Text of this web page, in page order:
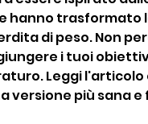
hanno trasformato
di peso. Non
i tuoi
Leggi
versione più sana